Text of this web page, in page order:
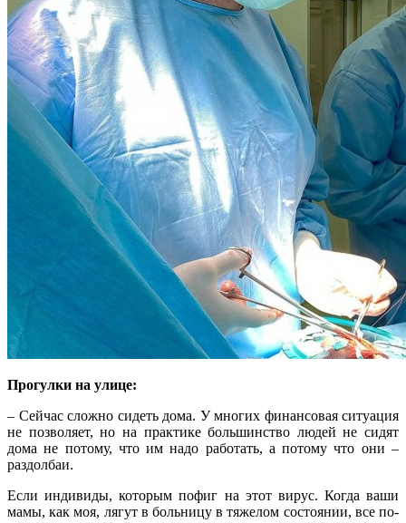
Прогулки на улице:
– Сейчас сложно сидеть дома. У многих финансовая ситуация
не позволяет, но на практике большинство людей не сидят
дома не потому, что им надо работать, а потому что они –
раздолбаи.
Если индивиды, которым пофиг на этот вирус. Когда ваши
мамы, как моя, лягут в больницу в тяжелом состоянии, все по-